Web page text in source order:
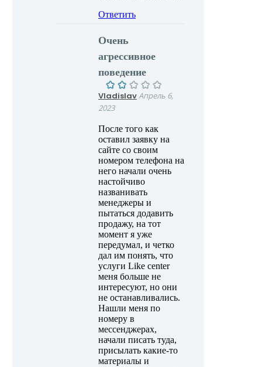
Ответить
Очень
агрессивное
поведение
VladislavАпрель 6,
2023
После того как
оставил заявку на
сайте со своим
номером телефона на
него начали очень
настойчиво
названивать
менеджеры и
пытаться додавить
продажу, на тот
момент я уже
передумал, и четко
дал им понять, что
услуги Like center
меня больше не
интересуют, но они
не останавливались.
Нашли меня по
номеру в
мессенджерах,
начали писать туда,
присылать какие-то
материалы и